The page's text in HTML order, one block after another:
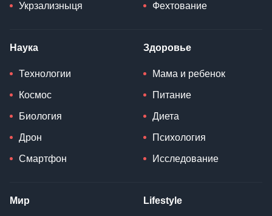
Укрзализныця Фехтование
Наука
Технологии
Космос
Биология
Дрон
Смартфон
Здоровье
Мама и ребенок
Питание
Диета
Психология
Исследование
Мир Lifestyle